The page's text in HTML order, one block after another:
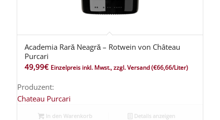
Academia Rară Neagră – Rotwein von Château
Purcari
49,99€ Einzelpreis inkl. Mwst., zzgl. Versand(€66,66/Liter)
Produzent:
Chateau Purcari
In den Warenkorb Details anzeigen